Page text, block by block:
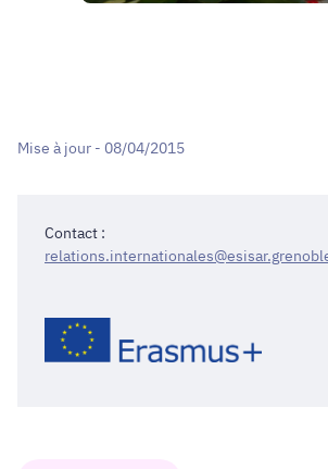
Mise à jour - 08/04/2015
Contact :